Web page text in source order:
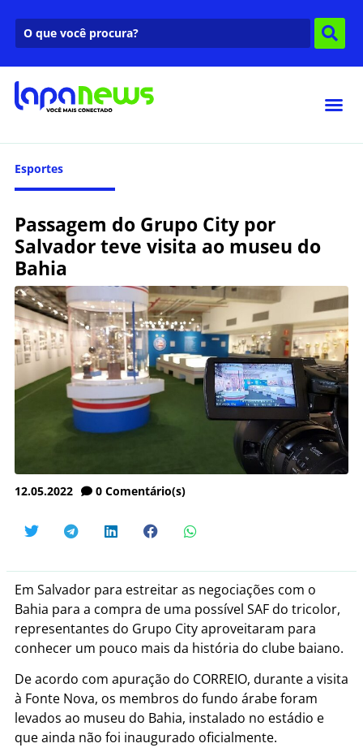
Esportes
Passagem do Grupo City por
Salvador teve visita ao museu do
Bahia
12.05.2022 0 Comentário(s)
Em Salvador para estreitar as negociações com o
Bahia para a compra de uma possível SAF do tricolor,
representantes do Grupo City aproveitaram para
conhecer um pouco mais da história do clube baiano.
De acordo com apuração do CORREIO, durante a visita
à Fonte Nova, os membros do fundo árabe foram
levados ao museu do Bahia, instalado no estádio e
que ainda não foi inaugurado oficialmente.